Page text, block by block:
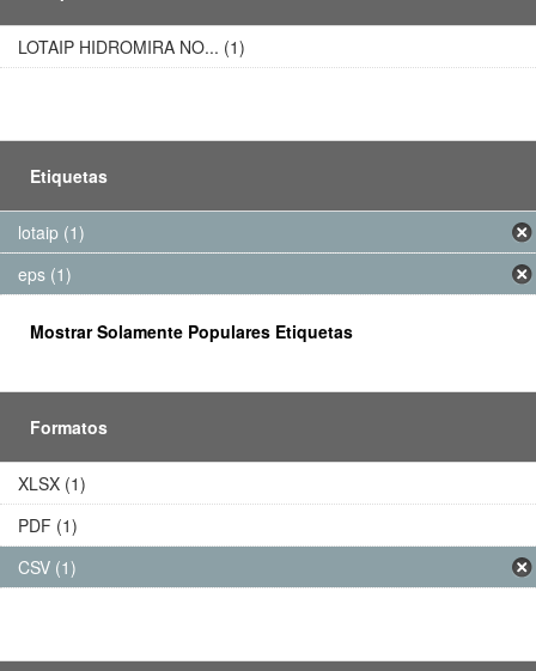
LOTAIP HIDROMIRA NO... (1)
Etiquetas
lotaip (1)
eps (1)
Mostrar Solamente Populares Etiquetas
Formatos
XLSX (1)
PDF (1)
CSV (1)